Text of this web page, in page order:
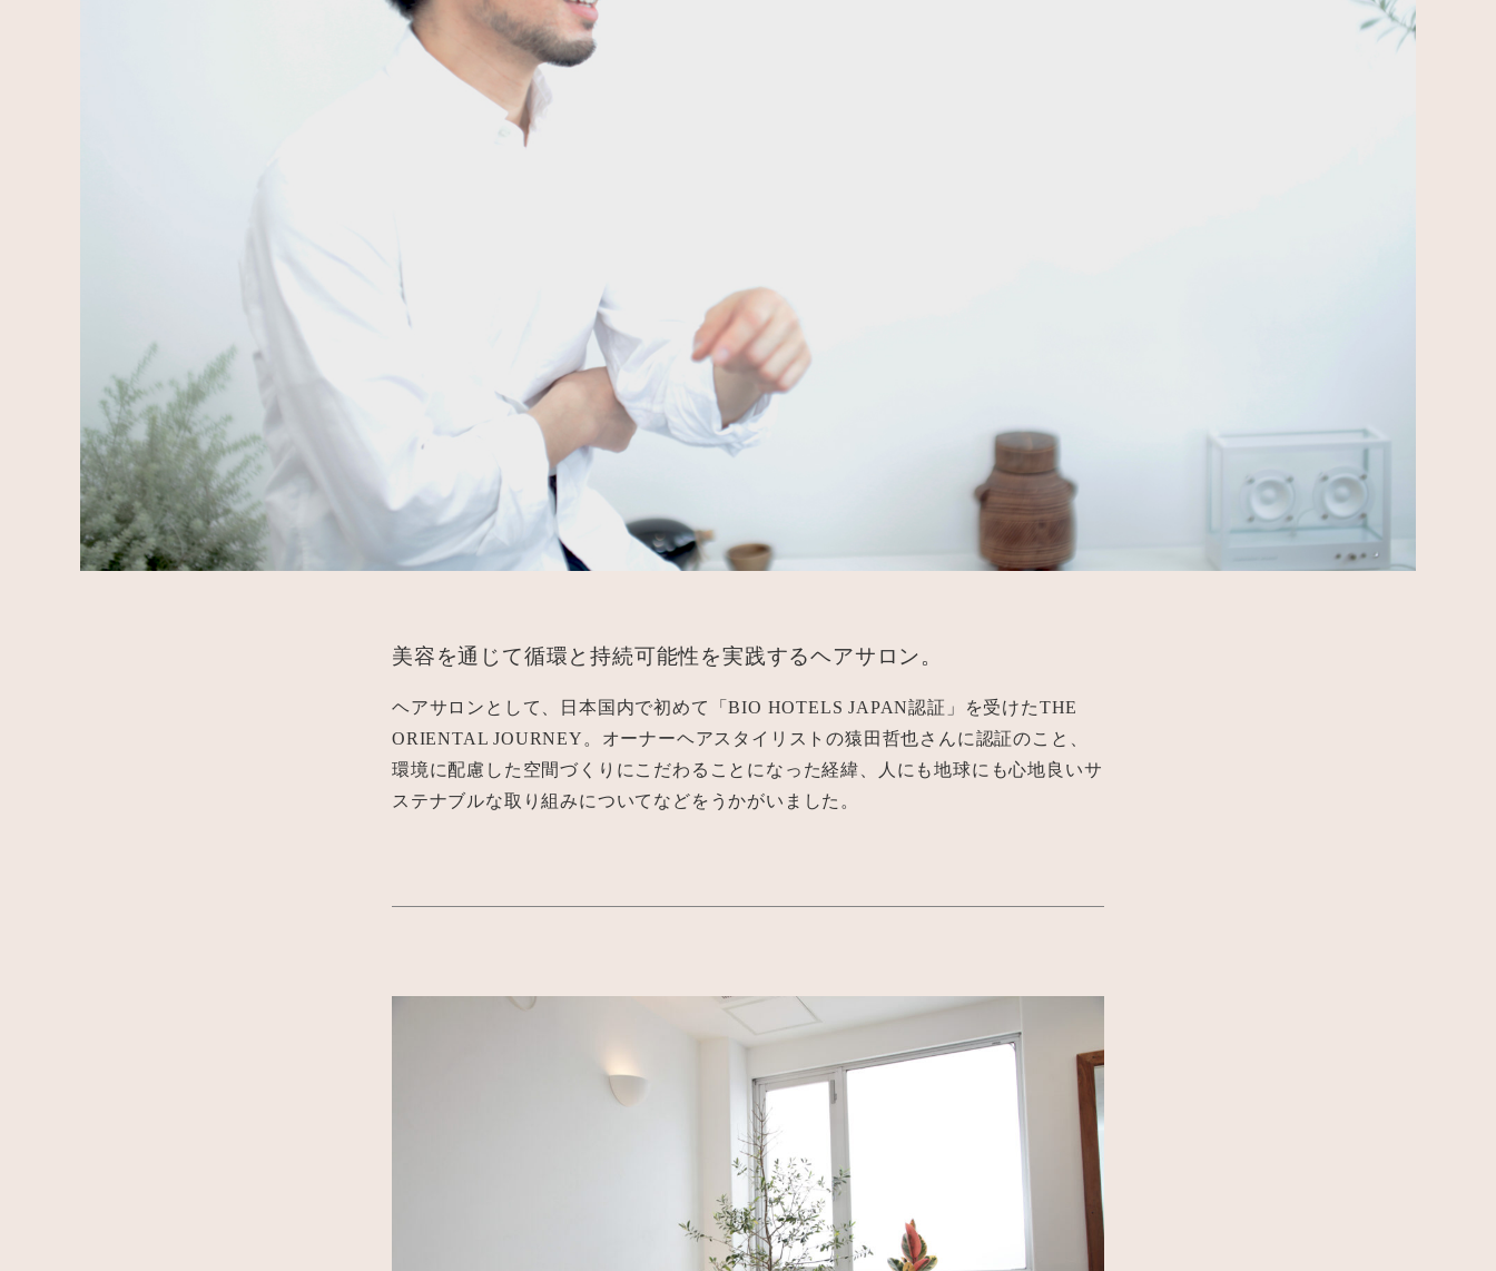
美容を通じて循環と持続可能性を実践するヘアサロン。
ヘアサロンとして、日本国内で初めて「BIO HOTELS JAPAN認証」を受けたTHE
ORIENTAL JOURNEY。オーナーヘアスタイリストの猿田哲也さんに認証のこと、
環境に配慮した空間づくりにこだわることになった経緯、人にも地球にも心地良いサ
ステナブルな取り組みについてなどをうかがいました。